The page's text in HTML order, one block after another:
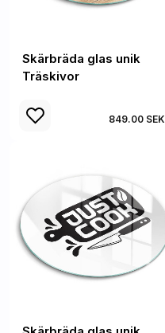
Skärbräda glas unik
Träskivor
849.00 SEK